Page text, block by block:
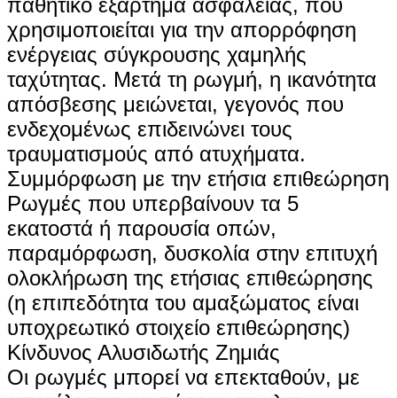
παθητικό εξάρτημα ασφαλείας, που
χρησιμοποιείται για την απορρόφηση
ενέργειας σύγκρουσης χαμηλής
ταχύτητας. Μετά τη ρωγμή, η ικανότητα
απόσβεσης μειώνεται, γεγονός που
ενδεχομένως επιδεινώνει τους
τραυματισμούς από ατυχήματα.
Συμμόρφωση με την ετήσια επιθεώρηση
Ρωγμές που υπερβαίνουν τα 5
εκατοστά ή παρουσία οπών,
παραμόρφωση, δυσκολία στην επιτυχή
ολοκλήρωση της ετήσιας επιθεώρησης
(η επιπεδότητα του αμαξώματος είναι
υποχρεωτικό στοιχείο επιθεώρησης)
Κίνδυνος Αλυσιδωτής Ζημιάς
Οι ρωγμές μπορεί να επεκταθούν, με